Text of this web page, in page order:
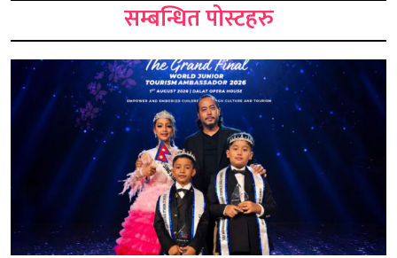
सम्बन्धित पोस्टहरु